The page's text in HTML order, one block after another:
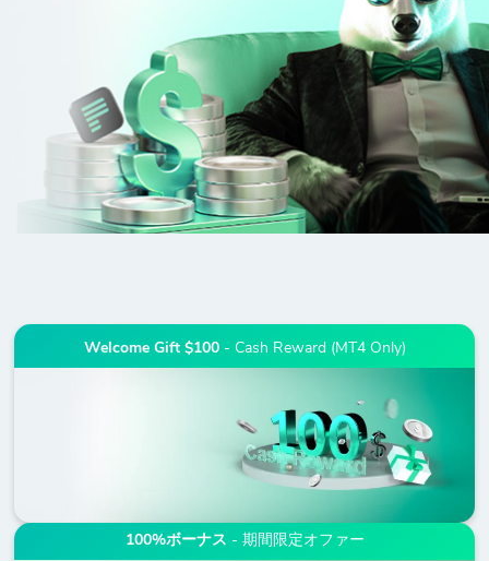
Welcome Gift $100- Cash Reward (MT4 Only)
100%ボーナス - 期間限定オファー